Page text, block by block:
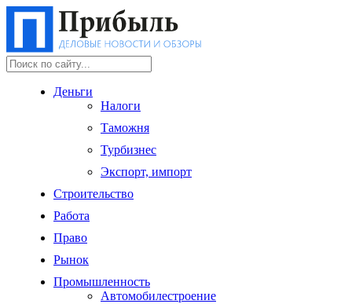
Деньги
Налоги
Таможня
Турбизнес
Экспорт, импорт
Строительство
Работа
Право
Рынок
Промышленность
Автомобилестроение